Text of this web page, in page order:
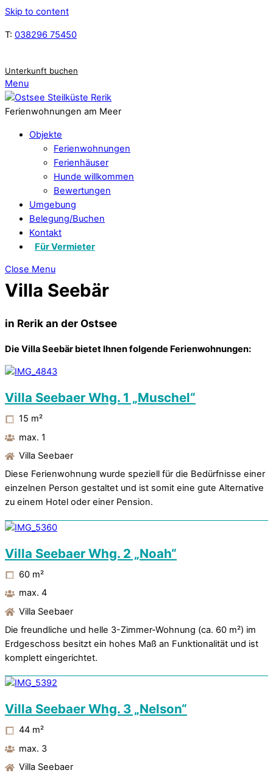
Skip to content
T: 038296 75450
Unterkunft buchen
Menu
Ferienwohnungen am Meer
Objekte
Ferienwohnungen
Ferienhäuser
Hunde willkommen
Bewertungen
Umgebung
Belegung/Buchen
Kontakt
Für Vermieter
Close Menu
Villa Seebär
in Rerik an der Ostsee
Die Villa Seebär bietet Ihnen folgende Ferienwohnungen:
Villa Seebaer Whg. 1 „Muschel“
15 m²
max. 1
Villa Seebaer
Diese Ferienwohnung wurde speziell für die Bedürfnisse einer
einzelnen Person gestaltet und ist somit eine gute Alternative
zu einem Hotel oder einer Pension.
Villa Seebaer Whg. 2 „Noah“
60 m²
max. 4
Villa Seebaer
Die freundliche und helle 3-Zimmer-Wohnung (ca. 60 m²) im
Erdgeschoss besitzt ein hohes Maß an Funktionalität und ist
komplett eingerichtet.
Villa Seebaer Whg. 3 „Nelson“
44 m²
max. 3
Villa Seebaer